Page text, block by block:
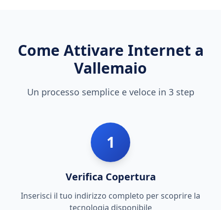
Come Attivare Internet a
Vallemaio
Un processo semplice e veloce in 3 step
1
Verifica Copertura
Inserisci il tuo indirizzo completo per scoprire la
tecnologia disponibile